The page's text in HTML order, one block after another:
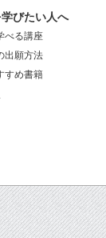
びたい人へ
べる講座
出願方法
すめ書籍